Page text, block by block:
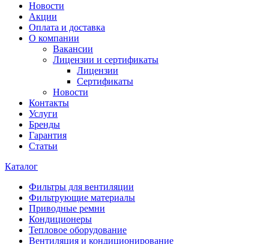
Новости
Акции
Оплата и доставка
О компании
Вакансии
Лицензии и сертификаты
Лицензии
Сертификаты
Новости
Контакты
Услуги
Бренды
Гарантия
Статьи
Каталог
Фильтры для вентиляции
Фильтрующие материалы
Приводные ремни
Кондиционеры
Тепловое оборудование
Вентиляция и кондиционирование